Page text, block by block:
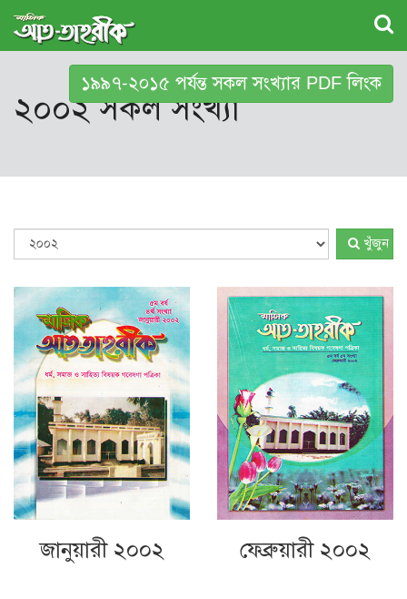
২০০২ সকল সংখ্যা
১৯৯৭-২০১৫ পর্যন্ত সকল সংখ্যার PDF লিংক
খুঁজুন
জানুয়ারী ২০০২ ফেব্রুয়ারী ২০০২